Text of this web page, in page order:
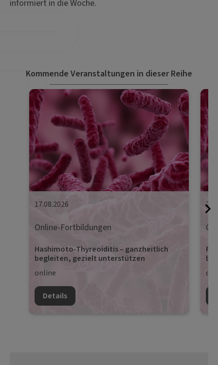
informiert in die Woche.
Kommende Veranstaltungen in dieser Reihe
17.08.2026
Online-Fortbildungen
Hashimoto-Thyreoiditis – ganzheitlich
begleiten, gezielt unterstützen
online
Details